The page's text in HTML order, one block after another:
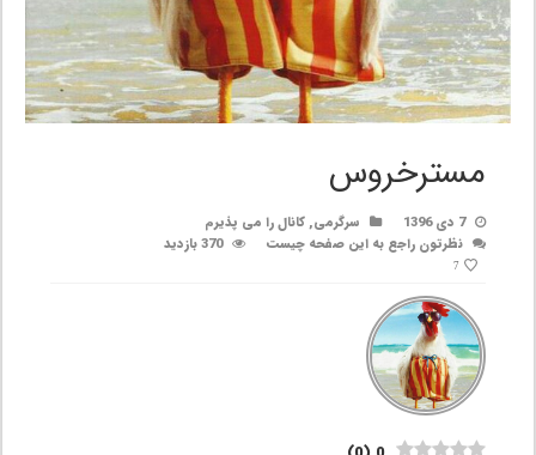
مسترخروس
7 دی 1396 سرگرمی,کانال را می پذیرم
نظرتون راجع به این صفحه چیست
370 بازدید
7